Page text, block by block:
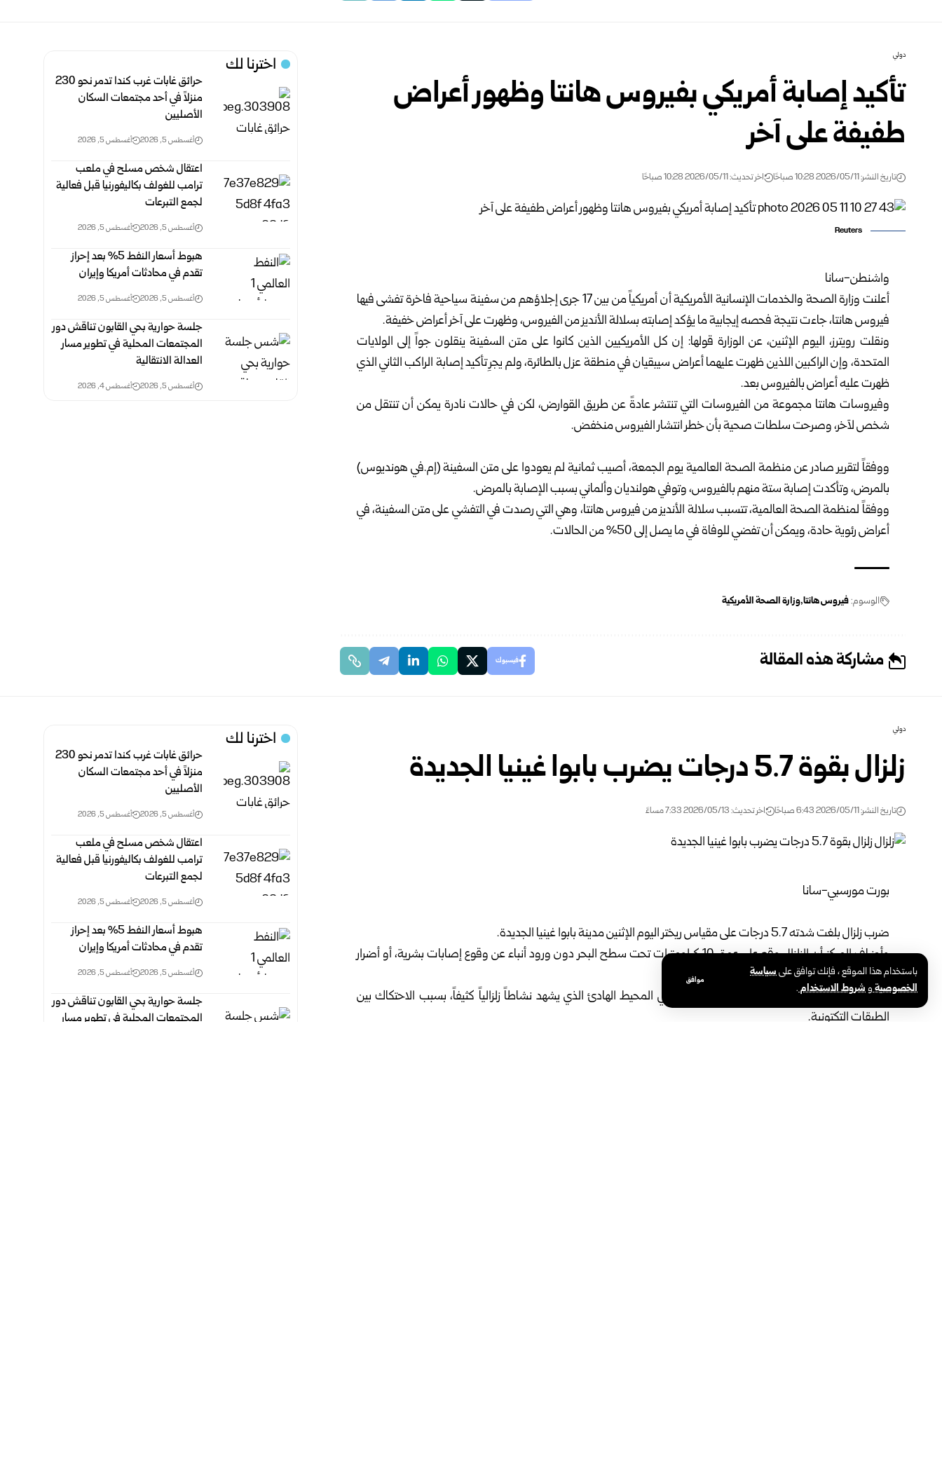
باستخدام هذا الموقع ، فإنك توافق علىسياسة
الخصوصيةوشروط الاستخدام.
موافق
دولي
تأكيد إصابة أمريكي بفيروس هانتا وظهور أعراض
طفيفة على آخر
تاريخ النشر: 2026/05/11 10:28 صباحًا اخر تحديث: 2026/05/11 10:28 صباحًا
Reuters
واشنطن-سانا
أعلنت وزارة الصحة والخدمات الإنسانية الأمريكية أن أمريكياً من بين 17 جرى إجلاؤهم من سفينة سياحية فاخرة تفشى فيها
فيروس هانتا، جاءت نتيجة فحصه إيجابية ما يؤكد إصابته بسلالة الأنديز من الفيروس، وظهرت على آخر أعراض خفيفة.
ونقلت رويترز، اليوم الإثنين، عن الوزارة قولها: إن كل الأمريكيين الذين كانوا على متن السفينة ينقلون جواً إلى الولايات
المتحدة، وإن الراكبين اللذين ظهرت عليهما أعراض سيبقيان في منطقة عزل بالطائرة، ولم يجرِ تأكيد إصابة الراكب الثاني الذي
ظهرت عليه أعراض بالفيروس بعد.
وفيروسات هانتا مجموعة من الفيروسات التي تنتشر عادةً عن طريق القوارض، لكن في حالات نادرة يمكن أن تنتقل من
شخص لآخر، وصرحت سلطات صحية بأن خطر انتشار الفيروس منخفض.
ووفقاً لتقرير صادر عن منظمة الصحة العالمية يوم الجمعة، أصيب ثمانية لم يعودوا على متن السفينة (إم.في هونديوس)
بالمرض، وتأكدت إصابة ستة منهم بالفيروس، وتوفي هولنديان وألماني بسبب الإصابة بالمرض.
ووفقاً لمنظمة الصحة العالمية، تتسبب سلالة الأنديز من فيروس هانتا، وهي التي رصدت في التفشي على متن السفينة، في
أعراض رئوية حادة، ويمكن أن تفضي للوفاة في ما يصل إلى 50% من الحالات.
الوسوم:فيروس هانتا وزارة الصحة الأمريكية
مشاركة هذه المقالة فيسبوك
اخترنا لك
حرائق غابات غرب كندا تدمر نحو 230
منزلاً في أحد مجتمعات السكان
الأصليين
أغسطس 5, 2026 أغسطس 5, 2026
اعتقال شخص مسلح في ملعب
ترامب للغولف بكاليفورنيا قبل فعالية
لجمع التبرعات
أغسطس 5, 2026 أغسطس 5, 2026
هبوط أسعار النفط 5% بعد إحراز
تقدم في محادثات أمريكا وإيران
أغسطس 5, 2026 أغسطس 5, 2026
جلسة حوارية بحي القابون تناقش دور
المجتمعات المحلية في تطوير مسار
العدالة الانتقالية
أغسطس 5, 2026 أغسطس 4, 2026
دولي
زلزال بقوة 5.7 درجات يضرب بابوا غينيا الجديدة
تاريخ النشر: 2026/05/11 6:43 صباحًا اخر تحديث: 2026/05/13 7:33 مساءً
بورت مورسبي-سانا
ضرب زلزال بلغت شدته 5.7 درجات على مقياس ريختر اليوم الإثنين مدينة بابوا غينيا الجديدة.
وأضاف ⁠المركز أن الزلزال وقع ⁠على عمق 10 كيلومترات تحت سطح البحر دون ورود أنباء عن وقوع إصابات بشرية، أو أضرار
مادية.
وتقع بابوا غينيا الجديدة على ما يسمى حزام النار في المحيط الهادئ الذي يشهد نشاطاً زلزالياً كثيفاً، بسبب الاحتكاك بين
الطبقات التكتونية.
اخترنا لك
حرائق غابات غرب كندا تدمر نحو 230
منزلاً في أحد مجتمعات السكان
الأصليين
أغسطس 5, 2026 أغسطس 5, 2026
اعتقال شخص مسلح في ملعب
ترامب للغولف بكاليفورنيا قبل فعالية
لجمع التبرعات
أغسطس 5, 2026 أغسطس 5, 2026
هبوط أسعار النفط 5% بعد إحراز
تقدم في محادثات أمريكا وإيران
أغسطس 5, 2026 أغسطس 5, 2026
جلسة حوارية بحي القابون تناقش دور
المجتمعات المحلية في تطوير مسار